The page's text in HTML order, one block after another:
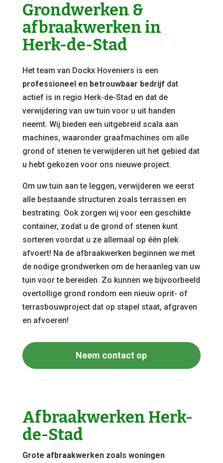
Grondwerken &
afbraakwerken in
Herk-de-Stad
Het team van Dockx Hoveniers is een
professioneel en betrouwbaar bedrijf dat
actief is in regio Herk-de-Stad en dat de
verwijdering van uw tuin voor u uit handen
neemt. Wij bieden een uitgebreid scala aan
machines, waaronder graafmachines om alle
grond of stenen te verwijderen uit het gebied dat
u hebt gekozen voor ons nieuwe project.
Om uw tuin aan te leggen, verwijderen we eerst
alle bestaande structuren zoals terrassen en
bestrating. Ook zorgen wij voor een geschikte
container, zodat u de grond of stenen kunt
sorteren voordat u ze allemaal op één plek
afvoert! Na de afbraakwerken beginnen we met
de nodige grondwerken om de heraanleg van uw
tuin voor te bereiden. Zo kunnen we bijvoorbeeld
overtollige grond rondom een nieuw oprit- of
terrasbouwproject dat op stapel staat, afgraven
en afvoeren!
Neem contact op
Afbraakwerken Herk-
de-Stad
Grote afbraakwerken zoals woningen